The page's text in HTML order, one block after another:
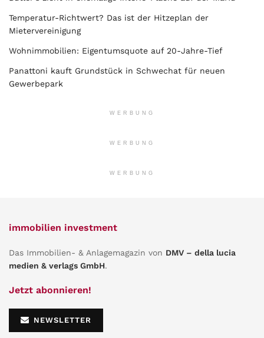
Temperatur-Richtwert? Das ist der Hitzeplan der
Mietervereinigung
Wohnimmobilien: Eigentumsquote auf 20-Jahre-Tief
Panattoni kauft Grundstück in Schwechat für neuen
Gewerbepark
WERBUNG
WERBUNG
WERBUNG
immobilien investment
Das Immobilien- & Anlagemagazin von DMV – della lucia
medien & verlags GmbH.
Jetzt abonnieren!
NEWSLETTER